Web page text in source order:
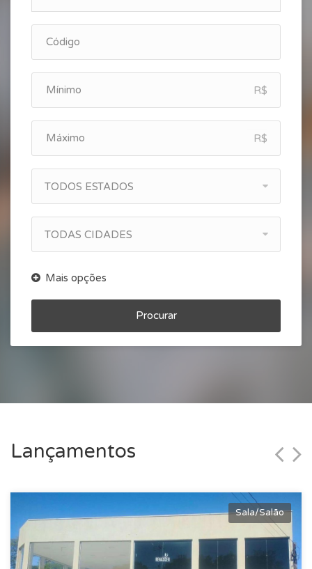
R$
R$
TODOS ESTADOS
TODAS CIDADES
Procurar
Lançamentos
Sala/Salão